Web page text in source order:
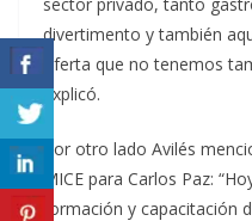
divertimento y también
oferta que no tenemos
explicó.
Por otro lado Avilés
MICE para Carlos Paz:
formación y capacitación